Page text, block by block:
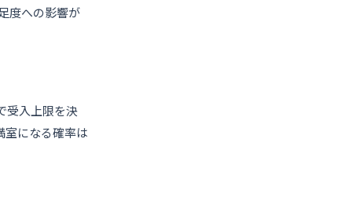
度への影響が
受入上限を決
室になる確率は